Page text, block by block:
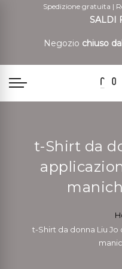
Spedizione gratuita |
SALDI
Negozio chiuso
t-Shirt da
t-Shirt da donna Liu